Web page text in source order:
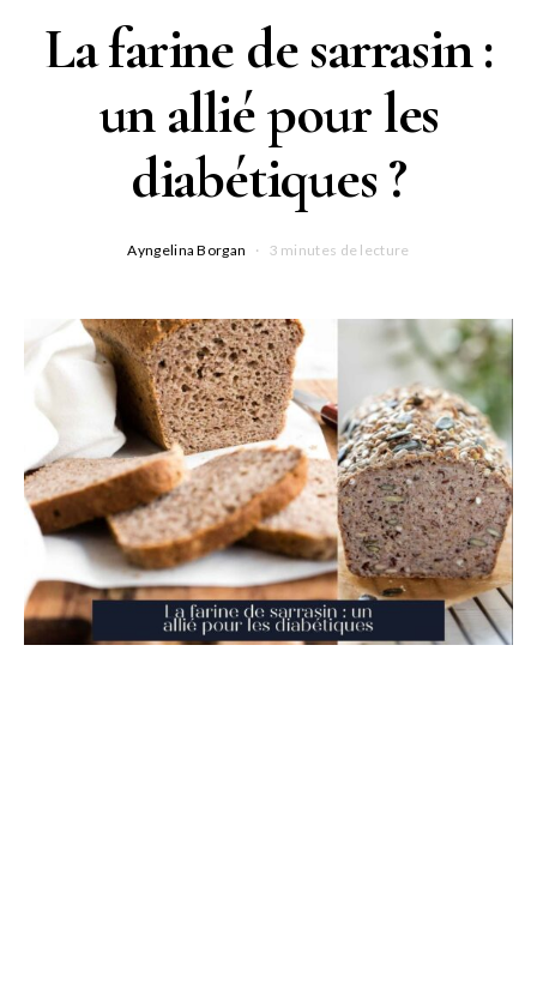
La farine de sarrasin :
un allié pour les
diabétiques ?
Ayngelina Borgan 3 minutes de lecture